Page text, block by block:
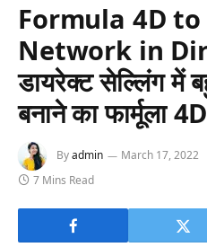
Formula 4D
Network in
डायरेक्ट सेल्लिंग में
बनाने का फार्मूला 4D
Byadmin March 17, 2022
7 Mins Read